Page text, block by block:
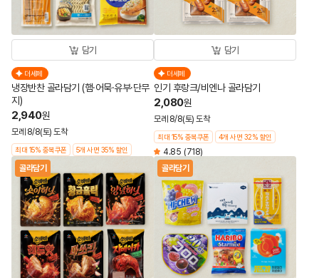
담기
더세페
냉장반찬 골라담기 (햄·어묵·유부·단무
지)
2,940원
모레 8/8(토) 도착
최대 15% 중복쿠폰 5개 사면 35% 할인
담기
더세페
인기 후랑크/비엔나 골라담기
2,080원
모레 8/8(토) 도착
최대 15% 중복쿠폰 4개 사면 32% 할인
4.85 (718)
골라담기
골라담기